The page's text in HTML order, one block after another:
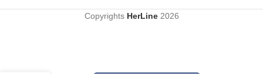
Copyrights HerLine 2026